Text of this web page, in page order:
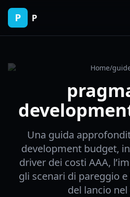
P P
Home/
Una guida
development budget,
driver dei costi AAA,
gli scenari di pareggio
del lancio nel